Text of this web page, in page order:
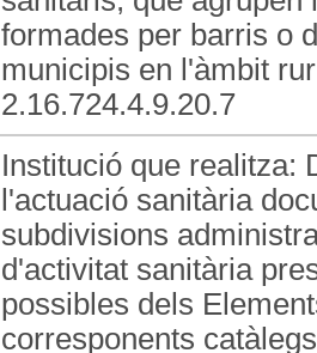
formades per barris o
municipis en l'àmbit
2.16.724.4.9.20.7
Institució que realitza:
l'actuació sanitària
subdivisions
d'activitat sanitària
possibles dels
corresponents